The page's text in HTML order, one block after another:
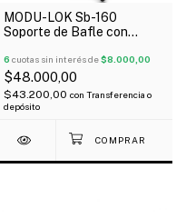
MODU-LOK Sb-160
Soporte de Bafle con
Máxima 1,60 mts
6 cuotas sin interés de$8.000,00
$48.000,00
$43.200,00 con Transferencia o
depósito